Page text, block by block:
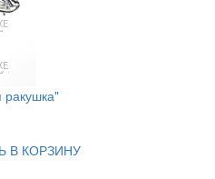
ракушка"
В КОРЗИНУ